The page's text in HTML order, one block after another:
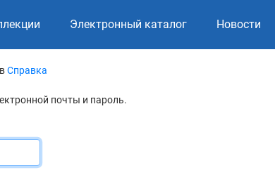
Электронный каталог Новости
Справка
почты и пароль.